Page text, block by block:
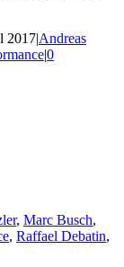
2017|Andreas
|0
, Marc Busch,
, Raffael Debatin,